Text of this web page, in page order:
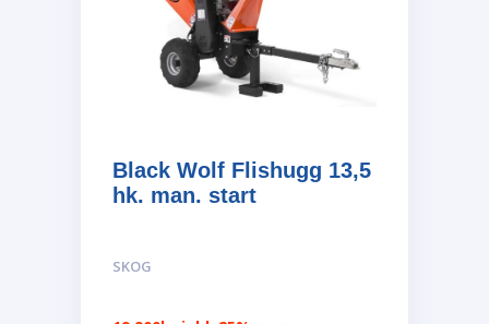
Black Wolf Flishugg 13,5
hk. man. start
SKOG